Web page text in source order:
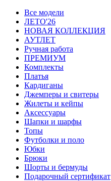
Все модели
ЛЕТО'26
НОВАЯ КОЛЛЕКЦИЯ
АУТЛЕТ
Ручная работа
ПРЕМИУМ
Комплекты
Платья
Кардиганы
Джемперы и свитеры
Жилеты и кейпы
Аксессуары
Шапки и шарфы
Топы
Футболки и поло
Юбки
Брюки
Шорты и бермуды
Подарочный сертификат